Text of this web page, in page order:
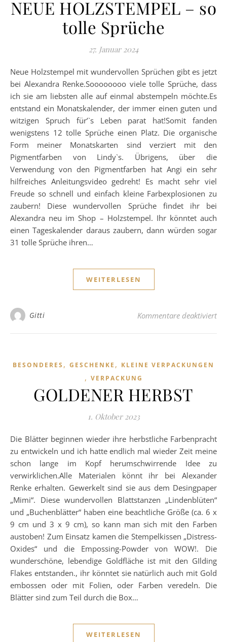
NEUE HOLZSTEMPEL – so
tolle Sprüche
27. Januar 2024
Neue Holzstempel mit wundervollen Sprüchen gibt es jetzt
bei Alexandra Renke.Soooooooo viele tolle Sprüche, dass
ich sie am liebsten alle auf einmal abstempeln möchte.Es
entstand ein Monatskalender, der immer einen guten und
witzigen Spruch für’`s Leben parat hat!Somit fanden
wenigstens 12 tolle Sprüche einen Platz. Die organische
Form meiner Monatskarten sind verziert mit den
Pigmentfarben von Lindy`s. Übrigens, über die
Verwendung von den Pigmentfarben hat Angi ein sehr
hilfreiches Anleitungsvideo gedreht! Es macht sehr viel
Freude so schnell und einfach kleine Farbexplosionen zu
zaubern! Diese wundervollen Sprüche findet ihr bei
Alexandra neu im Shop – Holzstempel. Ihr könntet auch
einen Tageskalender daraus zaubern, dann würden sogar
31 tolle Sprüche ihren…
WEITERLESEN
Gitti Kommentare deaktiviertfür
BESONDERES , GESCHENKE , KLEINE VERPACKUNGEN
, VERPACKUNG
GOLDENER HERBST
1. Oktober 2023
Die Blätter beginnen wieder ihre herbstliche Farbenpracht
zu entwickeln und ich hatte endlich mal wieder Zeit meine
schon lange im Kopf herumschwirrende Idee zu
verwirklichen.Alle Materialen könnt ihr bei Alexander
Renke erhalten. Gewerkelt sind sie aus dem Desingpaper
„Mimi“. Diese wundervollen Blattstanzen „Lindenblüten“
und „Buchenblätter“ haben eine beachtliche Größe (ca. 6 x
9 cm und 3 x 9 cm), so kann man sich mit den Farben
austoben! Zum Einsatz kamen die Stempelkissen „Distress-
Oxides“ und die Empossing-Powder von WOW!. Die
wunderschöne, lebendige Goldfläche ist mit den GIlding
Flakes entstanden., ihr könntet sie natürlich auch mit Gold
embossen oder mit Folien, oder Farben veredeln. Die
Blätter sind zum Teil durch die Box…
WEITERLESEN